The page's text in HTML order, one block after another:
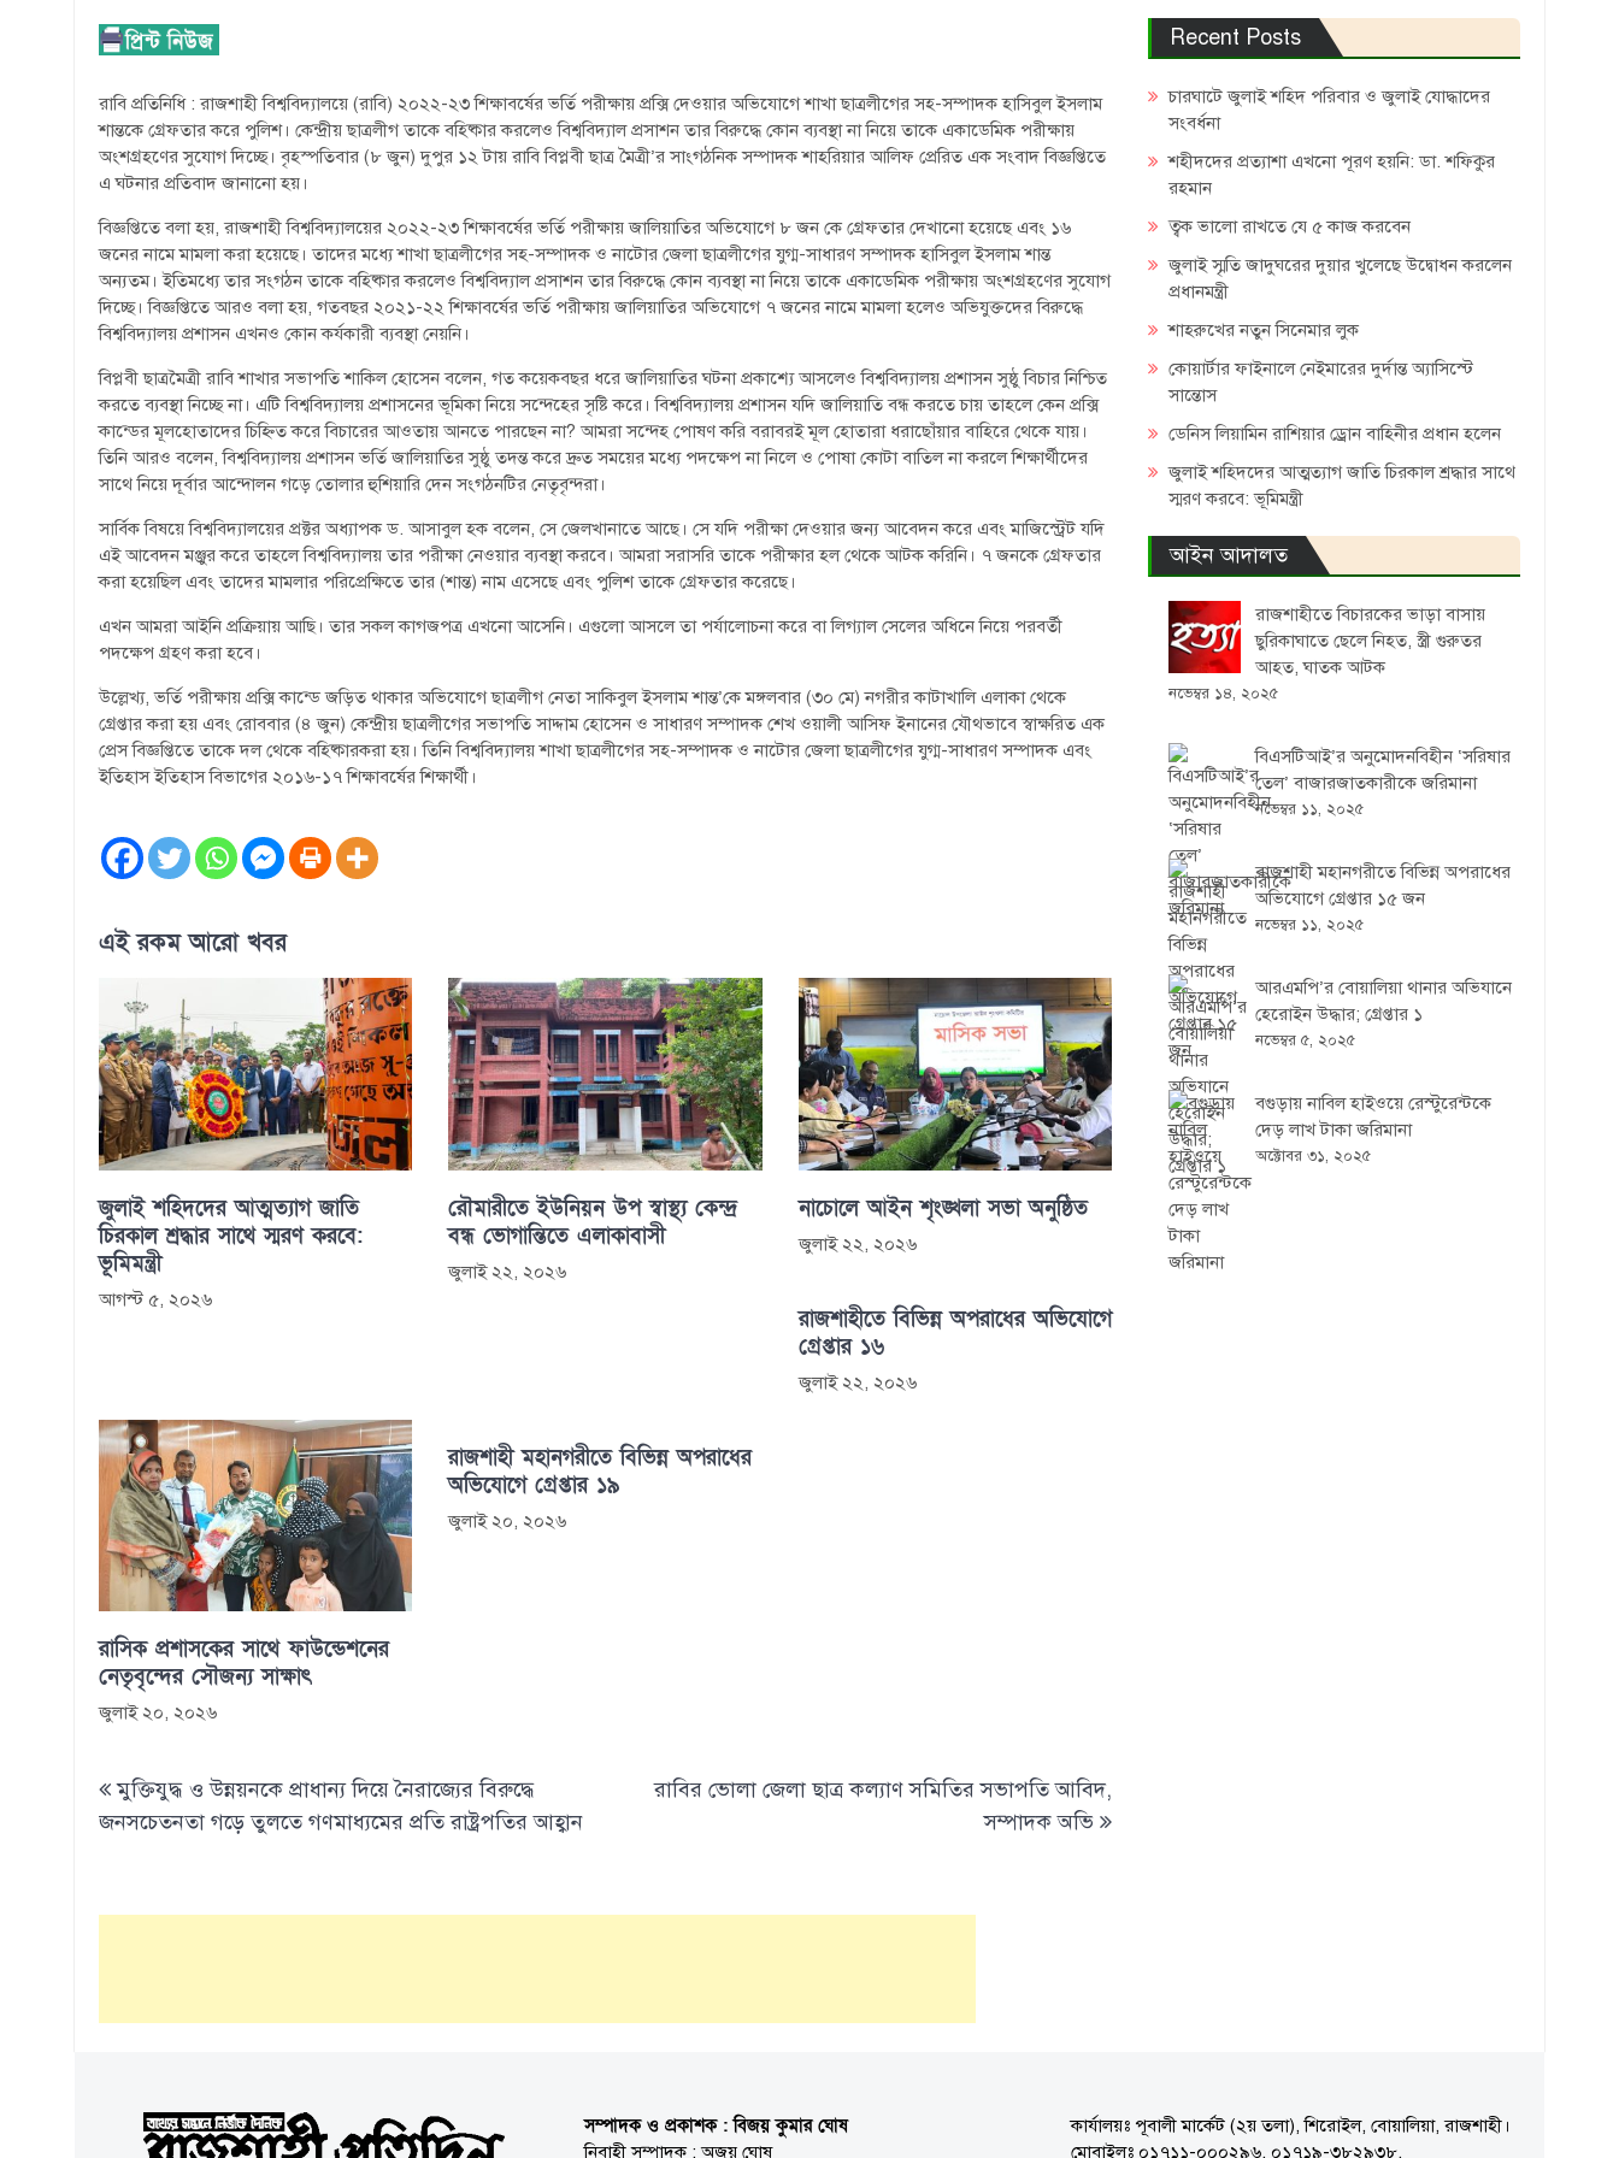
রাবি প্রতিনিধি : রাজশাহী বিশ্ববিদ্যালয়ে (রাবি) ২০২২-২৩ শিক্ষাবর্ষের ভর্তি পরীক্ষায় প্রক্সি দেওয়ার অভিযোগে শাখা ছাত্রলীগের সহ-সম্পাদক হাসিবুল ইসলাম
শান্তকে গ্রেফতার করে পুলিশ। কেন্দ্রীয় ছাত্রলীগ তাকে বহিষ্কার করলেও বিশ্ববিদ্যাল প্রসাশন তার বিরুদ্ধে কোন ব্যবস্থা না নিয়ে তাকে একাডেমিক পরীক্ষায়
অংশগ্রহণের সুযোগ দিচ্ছে। বৃহস্পতিবার (৮ জুন) দুপুর ১২ টায় রাবি বিপ্লবী ছাত্র মৈত্রী’র সাংগঠনিক সম্পাদক শাহরিয়ার আলিফ প্রেরিত এক সংবাদ বিজ্ঞপ্তিতে
এ ঘটনার প্রতিবাদ জানানো হয়।
বিজ্ঞপ্তিতে বলা হয়, রাজশাহী বিশ্ববিদ্যালয়ের ২০২২-২৩ শিক্ষাবর্ষের ভর্তি পরীক্ষায় জালিয়াতির অভিযোগে ৮ জন কে গ্রেফতার দেখানো হয়েছে এবং ১৬
জনের নামে মামলা করা হয়েছে। তাদের মধ্যে শাখা ছাত্রলীগের সহ-সম্পাদক ও নাটোর জেলা ছাত্রলীগের যুগ্ম-সাধারণ সম্পাদক হাসিবুল ইসলাম শান্ত
অন্যতম। ইতিমধ্যে তার সংগঠন তাকে বহিষ্কার করলেও বিশ্ববিদ্যাল প্রসাশন তার বিরুদ্ধে কোন ব্যবস্থা না নিয়ে তাকে একাডেমিক পরীক্ষায় অংশগ্রহণের সুযোগ
দিচ্ছে। বিজ্ঞপ্তিতে আরও বলা হয়, গতবছর ২০২১-২২ শিক্ষাবর্ষের ভর্তি পরীক্ষায় জালিয়াতির অভিযোগে ৭ জনের নামে মামলা হলেও অভিযুক্তদের বিরুদ্ধে
বিশ্ববিদ্যালয় প্রশাসন এখনও কোন কর্যকারী ব্যবস্থা নেয়নি।
বিপ্লবী ছাত্রমৈত্রী রাবি শাখার সভাপতি শাকিল হোসেন বলেন, গত কয়েকবছর ধরে জালিয়াতির ঘটনা প্রকাশ্যে আসলেও বিশ্ববিদ্যালয় প্রশাসন সুষ্ঠু বিচার নিশ্চিত
করতে ব্যবস্থা নিচ্ছে না। এটি বিশ্ববিদ্যালয় প্রশাসনের ভূমিকা নিয়ে সন্দেহের সৃষ্টি করে। বিশ্ববিদ্যালয় প্রশাসন যদি জালিয়াতি বন্ধ করতে চায় তাহলে কেন প্রক্সি
কান্ডের মূলহোতাদের চিহ্নিত করে বিচারের আওতায় আনতে পারছেন না? আমরা সন্দেহ পোষণ করি বরাবরই মূল হোতারা ধরাছোঁয়ার বাহিরে থেকে যায়।
তিনি আরও বলেন, বিশ্ববিদ্যালয় প্রশাসন ভর্তি জালিয়াতির সুষ্ঠু তদন্ত করে দ্রুত সময়ের মধ্যে পদক্ষেপ না নিলে ও পোষা কোটা বাতিল না করলে শিক্ষার্থীদের
সাথে নিয়ে দূর্বার আন্দোলন গড়ে তোলার হুশিয়ারি দেন সংগঠনটির নেতৃবৃন্দরা।
সার্বিক বিষয়ে বিশ্ববিদ্যালয়ের প্রক্টর অধ্যাপক ড. আসাবুল হক বলেন, সে জেলখানাতে আছে। সে যদি পরীক্ষা দেওয়ার জন্য আবেদন করে এবং মাজিস্ট্রেট যদি
এই আবেদন মঞ্জুর করে তাহলে বিশ্ববিদ্যালয় তার পরীক্ষা নেওয়ার ব্যবস্থা করবে। আমরা সরাসরি তাকে পরীক্ষার হল থেকে আটক করিনি। ৭ জনকে গ্রেফতার
করা হয়েছিল এবং তাদের মামলার পরিপ্রেক্ষিতে তার (শান্ত) নাম এসেছে এবং পুলিশ তাকে গ্রেফতার করেছে।
এখন আমরা আইনি প্রক্রিয়ায় আছি। তার সকল কাগজপত্র এখনো আসেনি। এগুলো আসলে তা পর্যালোচনা করে বা লিগ্যাল সেলের অধিনে নিয়ে পরবর্তী
পদক্ষেপ গ্রহণ করা হবে।
উল্লেখ্য, ভর্তি পরীক্ষায় প্রক্সি কান্ডে জড়িত থাকার অভিযোগে ছাত্রলীগ নেতা সাকিবুল ইসলাম শান্ত’কে মঙ্গলবার (৩০ মে) নগরীর কাটাখালি এলাকা থেকে
গ্রেপ্তার করা হয় এবং রোববার (৪ জুন) কেন্দ্রীয় ছাত্রলীগের সভাপতি সাদ্দাম হোসেন ও সাধারণ সম্পাদক শেখ ওয়ালী আসিফ ইনানের যৌথভাবে স্বাক্ষরিত এক
প্রেস বিজ্ঞপ্তিতে তাকে দল থেকে বহিষ্কারকরা হয়। তিনি বিশ্ববিদ্যালয় শাখা ছাত্রলীগের সহ-সম্পাদক ও নাটোর জেলা ছাত্রলীগের যুগ্ম-সাধারণ সম্পাদক এবং
ইতিহাস ইতিহাস বিভাগের ২০১৬-১৭ শিক্ষাবর্ষের শিক্ষার্থী।
এই রকম আরো খবর
জুলাই শহিদদের আত্মত্যাগ জাতি
চিরকাল শ্রদ্ধার সাথে স্মরণ করবে:
ভূমিমন্ত্রী
আগস্ট ৫, ২০২৬
রৌমারীতে ইউনিয়ন উপ স্বাস্থ্য কেন্দ্র
বন্ধ ভোগান্তিতে এলাকাবাসী
জুলাই ২২, ২০২৬
নাচোলে আইন শৃংঙ্খলা সভা অনুষ্ঠিত
জুলাই ২২, ২০২৬
রাজশাহীতে বিভিন্ন অপরাধের অভিযোগে
গ্রেপ্তার ১৬
জুলাই ২২, ২০২৬
রাসিক প্রশাসকের সাথে ফাউন্ডেশনের
নেতৃবৃন্দের সৌজন্য সাক্ষাৎ
জুলাই ২০, ২০২৬
রাজশাহী মহানগরীতে বিভিন্ন অপরাধের
অভিযোগে গ্রেপ্তার ১৯
জুলাই ২০, ২০২৬
Post
navigation
মুক্তিযুদ্ধ ও উন্নয়নকে প্রাধান্য দিয়ে নৈরাজ্যের বিরুদ্ধে
জনসচেতনতা গড়ে তুলতে গণমাধ্যমের প্রতি রাষ্ট্রপতির আহ্বান
রাবির ভোলা জেলা ছাত্র কল্যাণ সমিতির সভাপতি আবিদ,
সম্পাদক অভি
Recent Posts
চারঘাটে জুলাই শহিদ পরিবার ও জুলাই যোদ্ধাদের
সংবর্ধনা
শহীদদের প্রত্যাশা এখনো পূরণ হয়নি: ডা. শফিকুর
রহমান
ত্বক ভালো রাখতে যে ৫ কাজ করবেন
জুলাই স্মৃতি জাদুঘরের দুয়ার খুলেছে উদ্বোধন করলেন
প্রধানমন্ত্রী
শাহরুখের নতুন সিনেমার লুক
কোয়ার্টার ফাইনালে নেইমারের দুর্দান্ত অ্যাসিস্টে
সান্তোস
ডেনিস লিয়ামিন রাশিয়ার ড্রোন বাহিনীর প্রধান হলেন
জুলাই শহিদদের আত্মত্যাগ জাতি চিরকাল শ্রদ্ধার সাথে
স্মরণ করবে: ভূমিমন্ত্রী
আইন আদালত
রাজশাহীতে বিচারকের ভাড়া বাসায়
ছুরিকাঘাতে ছেলে নিহত, স্ত্রী গুরুতর
আহত, ঘাতক আটক
নভেম্বর ১৪, ২০২৫
বিএসটিআই’র অনুমোদনবিহীন ‘সরিষার
তেল’ বাজারজাতকারীকে জরিমানা
নভেম্বর ১১, ২০২৫
রাজশাহী মহানগরীতে বিভিন্ন অপরাধের
অভিযোগে গ্রেপ্তার ১৫ জন
নভেম্বর ১১, ২০২৫
আরএমপি’র বোয়ালিয়া থানার অভিযানে
হেরোইন উদ্ধার; গ্রেপ্তার ১
নভেম্বর ৫, ২০২৫
বগুড়ায় নাবিল হাইওয়ে রেস্টুরেন্টকে
দেড় লাখ টাকা জরিমানা
অক্টোবর ৩১, ২০২৫
সম্পাদক ও প্রকাশক : বিজয় কুমার ঘোষ
নিবাহী সম্পাদক : অজয় ঘোষ
কার্যালয়ঃ পূবালী মার্কেট (২য় তলা), শিরোইল, বোয়ালিয়া, রাজশাহী।
মোবাইলঃ ০১৭১১-০০০২৯৬, ০১৭১৯-৩৮২৯৩৮,